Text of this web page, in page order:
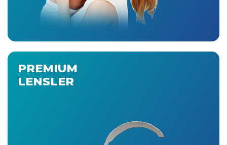
PREMIUM
LENSLER